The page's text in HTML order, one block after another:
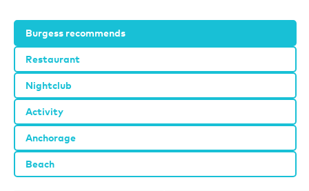
Burgess recommends
Restaurant
Nightclub
Activity
Anchorage
Beach